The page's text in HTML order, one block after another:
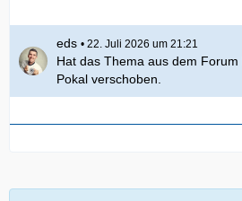
eds 22. Juli 2026 um 21:21
Hat das Thema aus dem Forum
Pokal verschoben.